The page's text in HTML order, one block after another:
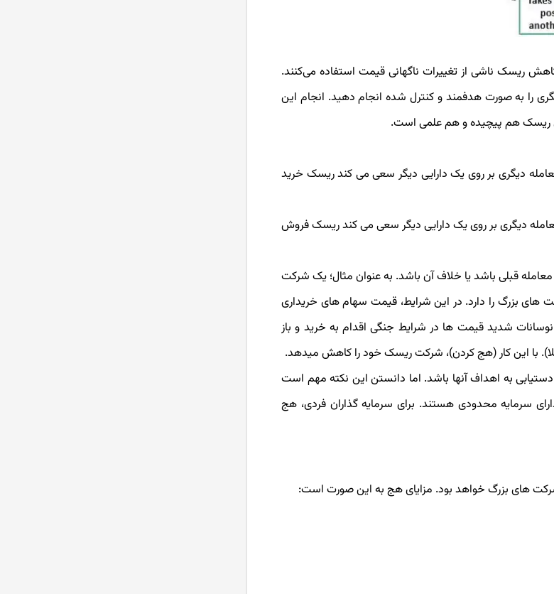
ریسک‌ ناشی از تغییرات ناگهانی قیمت استفاده می‌کنند.
را به صورت هدفمند و کنترل شده انجام دهید. انجام این
ریسک هم پیچیده و هم علمی است.
دیگری بر روی یک دارایی دیگر سعی می­ کند ریسک خرید
دیگری بر روی یک دارایی دیگر سعی می کند ریسک فروش
قبلی باشد یا خلاف آن باشد. به عنوان مثال؛ یک شرکت
های بزرگ را دارد. در این شرایط، قیمت سهام ­های خریداری
شدید قیمت­ ها در شرایط جنگی اقدام به خرید و باز
با این کار (هج کردن)، شرکت ریسک خود را کاهش می­دهد.
دستیابی به اهداف آن­ها باشد. اما دانستن این نکته مهم است
سرمایه محدودی هستند. برای سرمایه گذاران فردی، هج
شرکت­ های بزرگ خواهد بود. مزایای هج به این صورت است: